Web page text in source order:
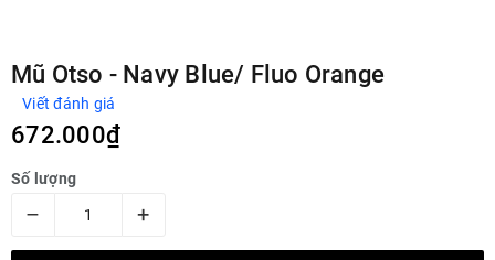
Mũ Otso - Navy Blue/ Fluo Orange
Viết đánh giá
672.000₫
Số lượng
– +